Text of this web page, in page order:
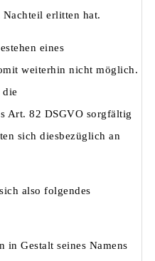
erlitten hat.
eines
weiterhin nicht möglich.
die
Art. 82 DSGVO sorgfältig
sich diesbezüglich an
also folgendes
in Gestalt seines Namens